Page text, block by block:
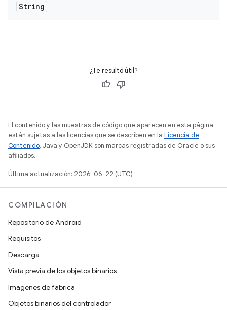
String
¿Te resultó útil?
El contenido y las muestras de código que aparecen en esta página
están sujetas a las licencias que se describen en la Licencia de
Contenido. Java y OpenJDK son marcas registradas de Oracle o sus
afiliados.
Última actualización: 2026-06-22 (UTC)
COMPILACIÓN
Repositorio de Android
Requisitos
Descarga
Vista previa de los objetos binarios
Imágenes de fábrica
Objetos binarios del controlador